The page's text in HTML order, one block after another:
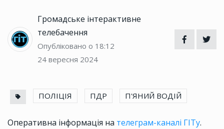
Громадське інтерактивне
телебачення
Опубліковано о 18:12
24 вересня 2024
ПОЛІЦІЯ ПДР П'ЯНИЙ ВОДІЙ
Оперативна інформація на телеграм-каналі ГІТу.